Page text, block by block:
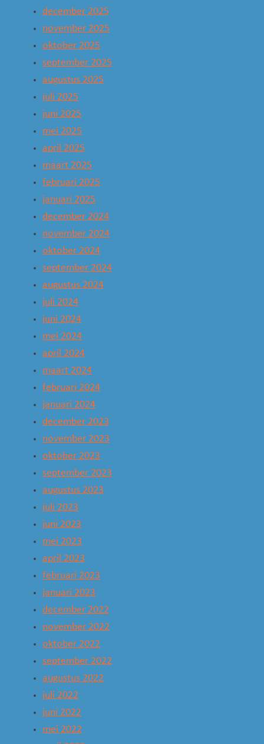
december 2025
november 2025
oktober 2025
september 2025
augustus 2025
juli 2025
juni 2025
mei 2025
april 2025
maart 2025
februari 2025
januari 2025
december 2024
november 2024
oktober 2024
september 2024
augustus 2024
juli 2024
juni 2024
mei 2024
april 2024
maart 2024
februari 2024
januari 2024
december 2023
november 2023
oktober 2023
september 2023
augustus 2023
juli 2023
juni 2023
mei 2023
april 2023
februari 2023
januari 2023
december 2022
november 2022
oktober 2022
september 2022
augustus 2022
juli 2022
juni 2022
mei 2022